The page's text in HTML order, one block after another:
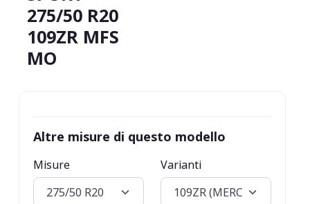
275/50 R20
109ZR MFS
MO
Altre misure di questo modello
Misure Varianti